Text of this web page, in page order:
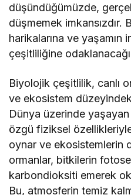
düşündüğümüzde,
düşmemek imkansızdır.
harikalarına ve yaşamın
çeşitliliğine
Biyolojik çeşitlilik, canlı
ve ekosistem
Dünya üzerinde
özgü fiziksel
oynar ve ekosistemlerin
ormanlar, bitkilerin
karbondioksiti emerek
Bu, atmosferin temiz